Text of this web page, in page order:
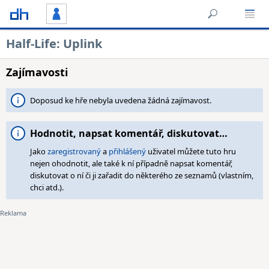
Half-Life: Uplink
Zajímavosti
Doposud ke hře nebyla uvedena žádná zajímavost.
Hodnotit, napsat komentář, diskutovat…
Jakozaregistrovanýa přihlášený uživatel můžete tuto hru
nejen ohodnotit, ale také k ní případně napsat komentář,
diskutovat o ní či ji zařadit do některého ze seznamů (vlastním,
chci atd.).